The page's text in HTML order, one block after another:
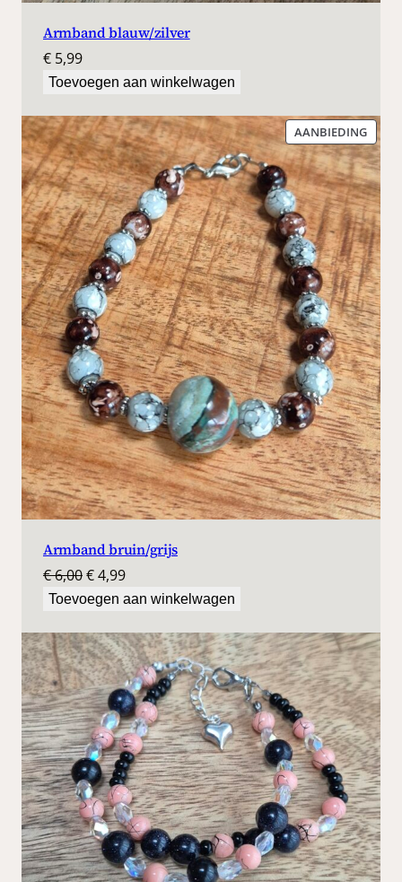
Armband blauw/zilver
€ 5,99
Toevoegen aan winkelwagen
AANBIEDING
IN
DE
Armband bruin/grijs
€6,00Oorspronkelijke
prijs
€ 6,00.
€4,99Huidige
prijs
€ 4,99.
Toevoegen aan winkelwagen